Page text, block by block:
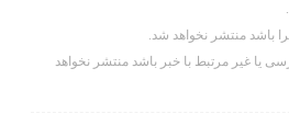
باشد منتشر نخواهد شد.
یا غیر مرتبط با خبر باشد منتشر نخواهد